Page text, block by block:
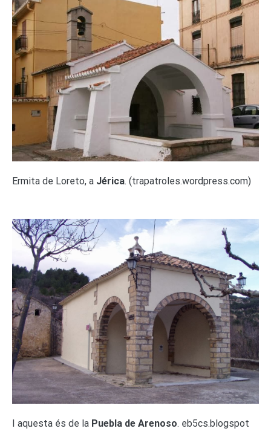
Ermita de Loreto, a Jérica. (trapatroles.wordpress.com)
I aquesta és de la Puebla de Arenoso. eb5cs.blogspot